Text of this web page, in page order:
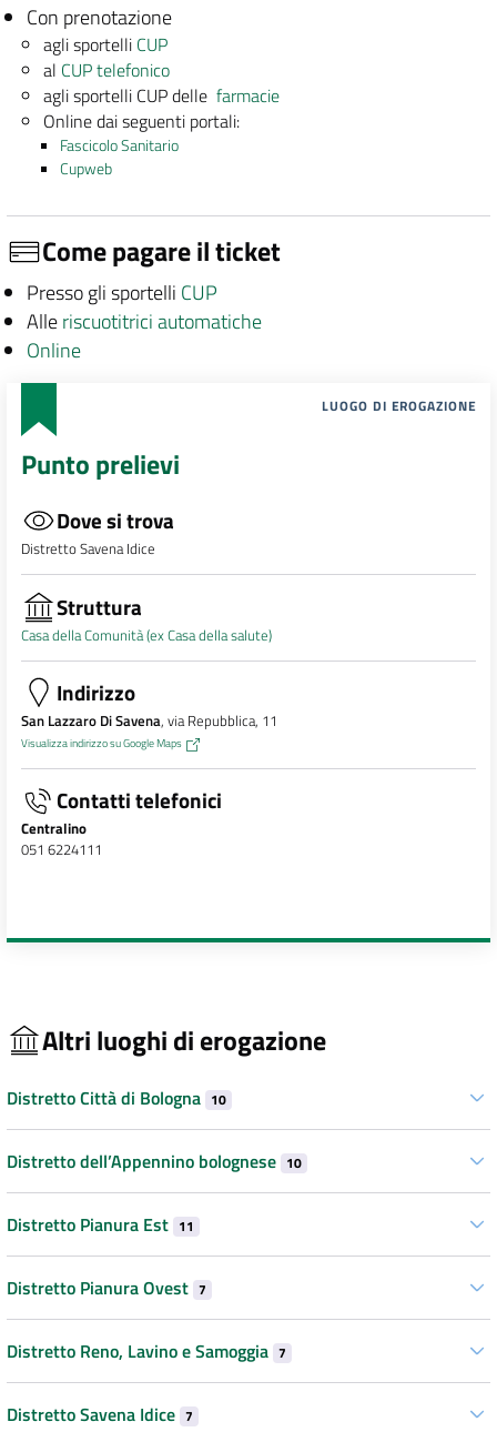
Con prenotazione
agli sportelli CUP
al CUP telefonico
agli sportelli CUP dellefarmacie
Online dai seguenti portali:
Fascicolo Sanitario
Cupweb
Come pagare il ticket
Presso gli sportelli CUP
Alleriscuotitrici automatiche
Online
LUOGO DI EROGAZIONE
Punto prelievi
Dove si trova
Distretto Savena Idice
Struttura
Casa della Comunità (ex Casa della salute)
Indirizzo
San Lazzaro Di Savena, via Repubblica, 11
Visualizza indirizzo su Google Maps
Contatti telefonici
Centralino
051 6224111
Altri luoghi di erogazione
Distretto Città di Bologna 10
Distretto dell’Appennino bolognese 10
Distretto Pianura Est 11
Distretto Pianura Ovest 7
Distretto Reno, Lavino e Samoggia 7
Distretto Savena Idice 7